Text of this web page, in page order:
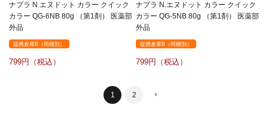
ナプラ N.エヌドット カラー クイック
カラー QG-6NB 80g （第1剤） 医薬部
外品
提携倉庫B（同梱別）
799
ナプラ N.エヌドット カラー クイック
カラー QG-5NB 80g （第1剤） 医薬部
外品
提携倉庫B（同梱別）
799
1 2